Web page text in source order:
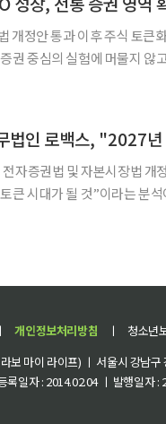
개정안 통과 이후 주식 토큰
권 중심의 실험에 머물지 않
법인 로백스, "2027
자증권법 및 자본시장법 개
될 것”이라는 분석이 등장했다. 김단
ㅣ 개인정보처리방침 ㅣ 청소년
보 마이 라이프) ㅣ 서울시 강남
록일자 : 2014.02.04 ㅣ 발행일자